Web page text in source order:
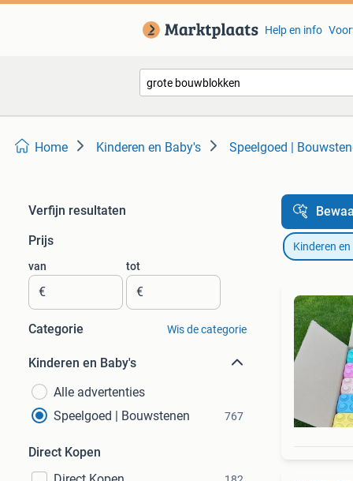
Help en info
Home Kinderen en Baby's Speelgoed |
Verfijn resultaten
Prijs
van
€
tot
€
Categorie Wis de categorie
Kinderen en Baby's
Alle advertenties
Speelgoed | Bouwstenen
767
Direct Kopen
Kinderen